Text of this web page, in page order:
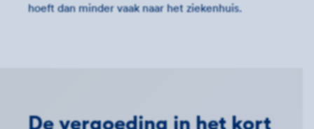
hoeft dan minder vaak naar het ziekenhuis.
De vergoeding in het kort